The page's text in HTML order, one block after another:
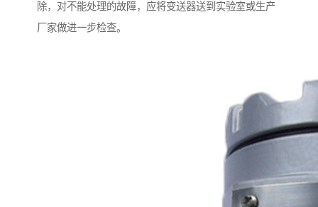
除，对不能处理的故障，应将变送器送到实验室或生产
厂家做进一步检查。